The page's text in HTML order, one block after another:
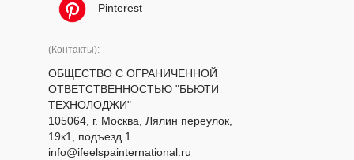
Pinterest
(Контакты):
ОБЩЕСТВО С ОГРАНИЧЕННОЙ
ОТВЕТСТВЕННОСТЬЮ "БЬЮТИ
ТЕХНОЛОДЖИ"
105064, г. Москва, Лялин переулок,
19к1, подъезд 1
info@ifeelspainternational.ru